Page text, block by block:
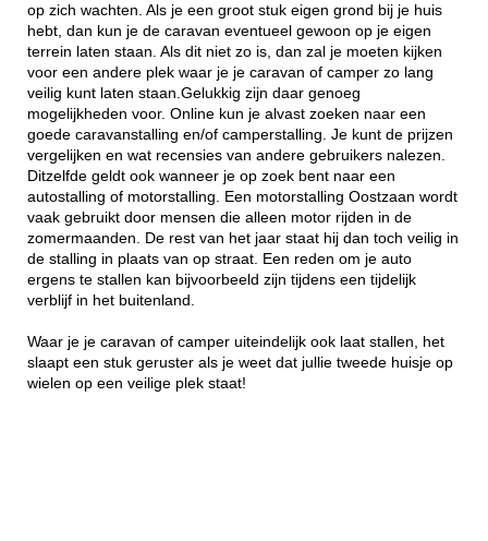
op zich wachten. Als je een groot stuk eigen grond bij je huis
hebt, dan kun je de caravan eventueel gewoon op je eigen
terrein laten staan. Als dit niet zo is, dan zal je moeten kijken
voor een andere plek waar je je caravan of camper zo lang
veilig kunt laten staan.Gelukkig zijn daar genoeg
mogelijkheden voor. Online kun je alvast zoeken naar een
goede caravanstalling en/of camperstalling. Je kunt de prijzen
vergelijken en wat recensies van andere gebruikers nalezen.
Ditzelfde geldt ook wanneer je op zoek bent naar een
autostalling of motorstalling. Een motorstalling Oostzaan wordt
vaak gebruikt door mensen die alleen motor rijden in de
zomermaanden. De rest van het jaar staat hij dan toch veilig in
de stalling in plaats van op straat. Een reden om je auto
ergens te stallen kan bijvoorbeeld zijn tijdens een tijdelijk
verblijf in het buitenland.
Waar je je caravan of camper uiteindelijk ook laat stallen, het
slaapt een stuk geruster als je weet dat jullie tweede huisje op
wielen op een veilige plek staat!